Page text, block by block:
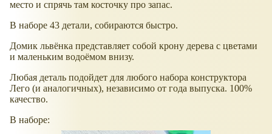
место и спрячь там косточку про запас.
В наборе 43 детали, собираются быстро.
Домик львёнка представляет собой крону дерева с цветами
и маленьким водоёмом внизу.
Любая деталь подойдет для любого набора конструктора
Лего (и аналогичных), независимо от года выпуска. 100%
качество.
В наборе: